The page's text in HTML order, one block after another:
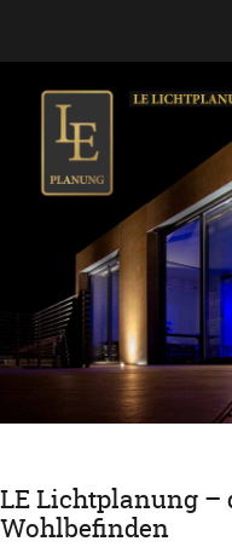
LE Lichtplanung –
Wohlbefinden